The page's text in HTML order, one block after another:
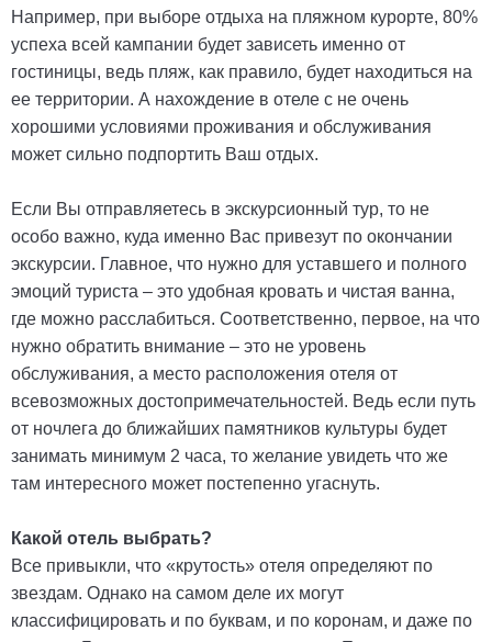
Например, при выборе отдыха на пляжном курорте, 80%
успеха всей кампании будет зависеть именно от
гостиницы, ведь пляж, как правило, будет находиться на
ее территории. А нахождение в отеле с не очень
хорошими условиями проживания и обслуживания
может сильно подпортить Ваш отдых.
Если Вы отправляетесь в экскурсионный тур, то не
особо важно, куда именно Вас привезут по окончании
экскурсии. Главное, что нужно для уставшего и полного
эмоций туриста – это удобная кровать и чистая ванна,
где можно расслабиться. Соответственно, первое, на что
нужно обратить внимание – это не уровень
обслуживания, а место расположения отеля от
всевозможных достопримечательностей. Ведь если путь
от ночлега до ближайших памятников культуры будет
занимать минимум 2 часа, то желание увидеть что же
там интересного может постепенно угаснуть.
Какой отель выбрать?
Все привыкли, что «крутость» отеля определяют по
звездам. Однако на самом деле их могут
классифицировать и по буквам, и по коронам, и даже по